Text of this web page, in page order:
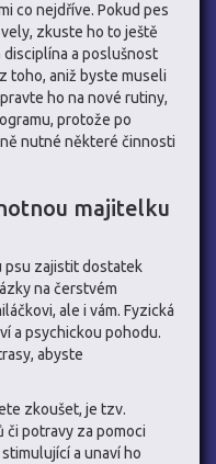
co nejdříve. Pokud pes
zkuste ho to ještě
a poslušnost
toho, aniž byste museli
ho na nové rutiny,
protože po
nutné některé činnosti
majitelku
psu zajistit dostatek
na čerstvém
ale i vám. Fyzická
a psychickou pohodu.
abyste
zkoušet, je tzv.
potravy za pomoci
a unaví ho